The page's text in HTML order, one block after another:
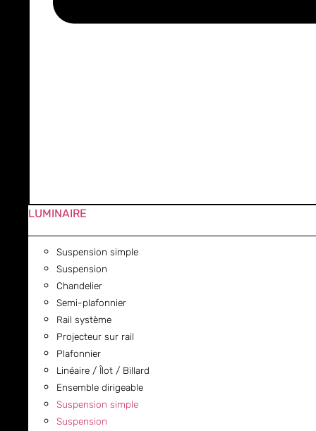
LUMINAIRE
Suspension simple
Suspension
Chandelier
Semi-plafonnier
Rail système
Projecteur sur rail
Plafonnier
Linéaire / Îlot / Billard
Ensemble dirigeable
Suspension simple
Suspension